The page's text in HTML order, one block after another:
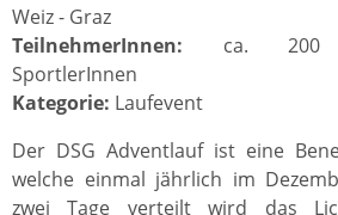
Weiz - Graz
TeilnehmerInnen: ca. 200
SportlerInnen
Kategorie: Laufevent
Der DSG Adventlauf ist eine
welche einmal jährlich im
zwei Tage verteilt wird das